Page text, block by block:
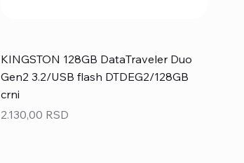
KINGSTON 128GB DataTraveler Duo
Gen2 3.2/USB flash DTDEG2/128GB
crni
Price
2.130,00 RSD